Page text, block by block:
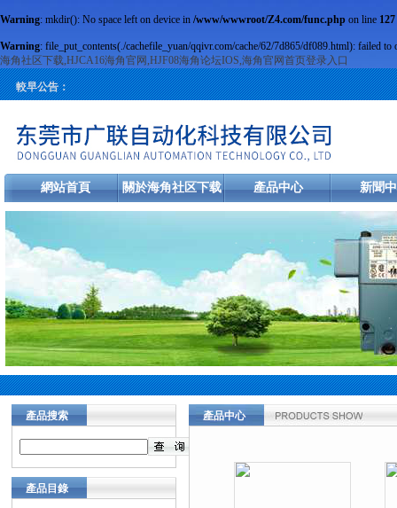
Warning: mkdir(): No space left on device in /www/wwwroot/Z4.com/func.php on line 127
Warning: file_put_contents(./cachefile_yuan/qqivr.com/cache/62/7d865/df089.html): failed
海角社区下载,HJCA16海角官网,HJF08海角论坛IOS,海角官网首页登录入口
較早公告：
網站首頁 關於海角社区下载 產品中心 新聞
產品搜索
產品目錄
產品中心